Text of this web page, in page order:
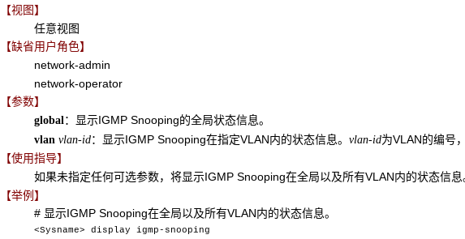
【视图】
任意视图
【缺省用户角色】
network-admin
network-operator
【参数】
global ：显示IGMP Snooping的全局状态信息。
vlan vlan-id：显示IGMP Snooping在指定VLAN内的状态信息。 vlan-id为VLAN的编号
【使用指导】
如果未指定任何可选参数，将显示IGMP Snooping在全局以及所有VLAN内的状态信息
【举例】
# 显示IGMP Snooping在全局以及所有VLAN内的状态信息。
<Sysname> display igmp-snooping